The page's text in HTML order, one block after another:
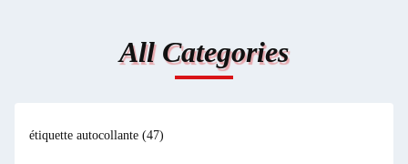
All Categories
étiquette autocollante (47)